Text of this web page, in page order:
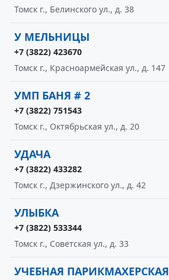
Томск г., Белинского ул., д. 38
У МЕЛЬНИЦЫ
+7 (3822) 423670
Томск г., Красноармейская ул., д. 147
УМП БАНЯ # 2
+7 (3822) 751543
Томск г., Октябрьская ул., д. 20
УДАЧА
+7 (3822) 433282
Томск г., Дзержинского ул., д. 42
УЛЫБКА
+7 (3822) 533344
Томск г., Советская ул., д. 33
УЧЕБНАЯ ПАРИКМАХЕРСКАЯ